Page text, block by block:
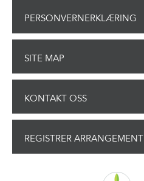
PERSONVERNERKLÆRING
SITE MAP
KONTAKT OSS
REGISTRER ARRANGEMENT